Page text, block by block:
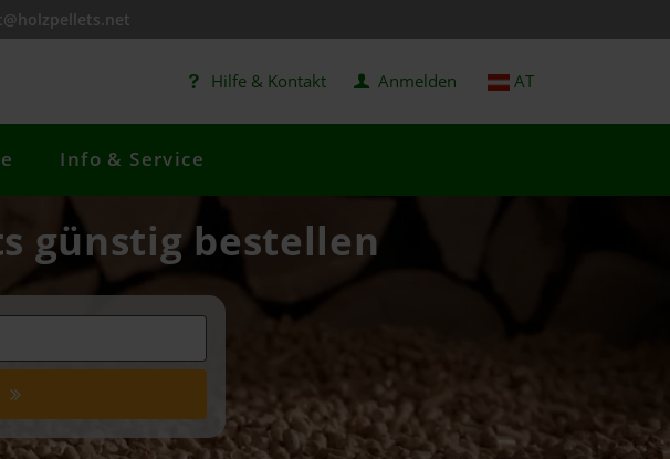
Hilfe & Kontakt Anmelden AT
Info & Service
günstig bestellen